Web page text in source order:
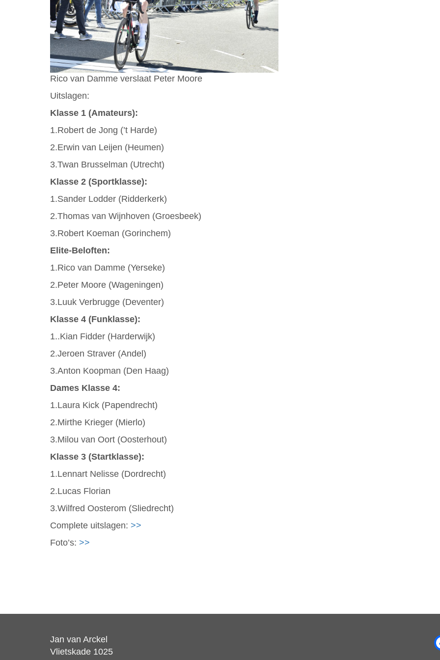
Rico van Damme verslaat Peter Moore
Uitslagen:
Klasse 1 (Amateurs):
1.Robert de Jong (’t Harde)
2.Erwin van Leijen (Heumen)
3.Twan Brusselman (Utrecht)
Klasse 2 (Sportklasse):
1.Sander Lodder (Ridderkerk)
2.Thomas van Wijnhoven (Groesbeek)
3.Robert Koeman (Gorinchem)
Elite-Beloften:
1.Rico van Damme (Yerseke)
2.Peter Moore (Wageningen)
3.Luuk Verbrugge (Deventer)
Klasse 4 (Funklasse):
1..Kian Fidder (Harderwijk)
2.Jeroen Straver (Andel)
3.Anton Koopman (Den Haag)
Dames Klasse 4:
1.Laura Kick (Papendrecht)
2.Mirthe Krieger (Mierlo)
3.Milou van Oort (Oosterhout)
Klasse 3 (Startklasse):
1.Lennart Nelisse (Dordrecht)
2.Lucas Florian
3.Wilfred Oosterom (Sliedrecht)
Complete uitslagen: >>
Foto’s: >>
Jan van Arckel
Vlietskade 1025